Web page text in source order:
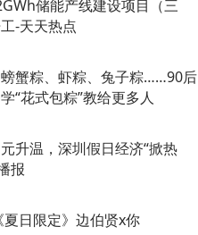
储能产线建设项目（三
-天天热点
蟹粽、虾粽、兔子粽……90后
“花式包粽”教给更多人
升温，深圳假日经济“掀热
报
日限定》边伯贤x你